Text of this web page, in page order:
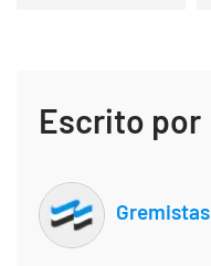
Escrito por
Gremistas